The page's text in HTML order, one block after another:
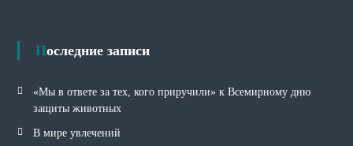
Последние записи
«Мы в ответе за тех, кого приручили» к Всемирному дню
защиты животных
В мире увлечений